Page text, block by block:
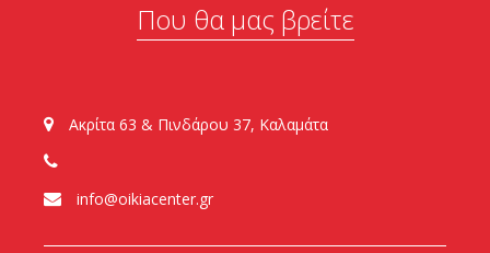
Που θα μας βρείτε
Ακρίτα 63 & Πινδάρου 37, Καλαμάτα
info@oikiacenter.gr